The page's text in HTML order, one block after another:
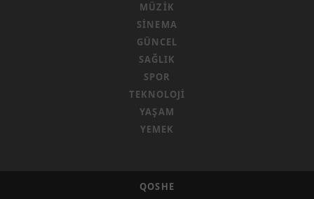
MÜZIK
SINEMA
GÜNCEL
SAĞLIK
SPOR
TEKNOLOJI
YAŞAM
YEMEK
QOSHE